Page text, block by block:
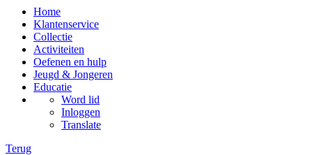
Home
Klantenservice
Collectie
Activiteiten
Oefenen en hulp
Jeugd & Jongeren
Educatie
Word lid
Inloggen
Translate
Terug